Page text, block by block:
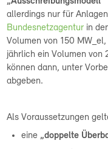
allerdings nur für
Bundesnetzagentur in
Volumen von 150
jährlich ein Volumen von
können dann, unter
abgeben.
Als Voraussetzungen
eine „doppelte